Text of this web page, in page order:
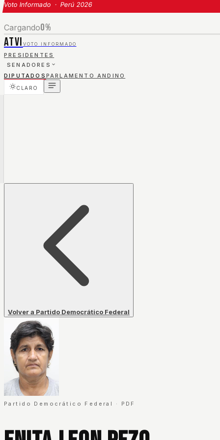
Voto Informado · Perú 2026
Cargando0%
ATVI VOTO INFORMADO
PRESIDENTES
SENADORES
DIPUTADOS PARLAMENTO ANDINO
CLARO
Volver a Partido Democrático Federal
Partido Democrático Federal · PDF